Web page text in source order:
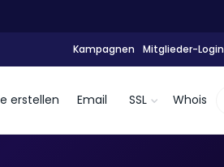
Kampagnen Mitglieder-Login
erstellen Email SSL Whois